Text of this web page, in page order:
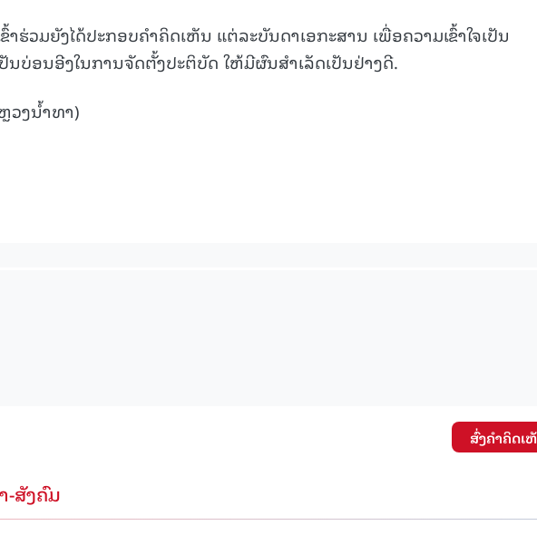
າຮ່ວມຍັງໄດ້ປະກອບຄໍາຄິດເຫັນ ແຕ່ລະບັນດາເອກະສານ ເພື່ອຄວາມເຂົ້າໃຈເປັນ
ນບ່ອນອີງໃນການຈັດຕັ້ງປະຕິບັດ ໃຫ້ມີຜົນສໍາເລັດເປັນຢ່າງດີ.
ວງນໍ້າທາ)
ສົ່ງຄໍາຄິດເ
-ສັງຄົມ